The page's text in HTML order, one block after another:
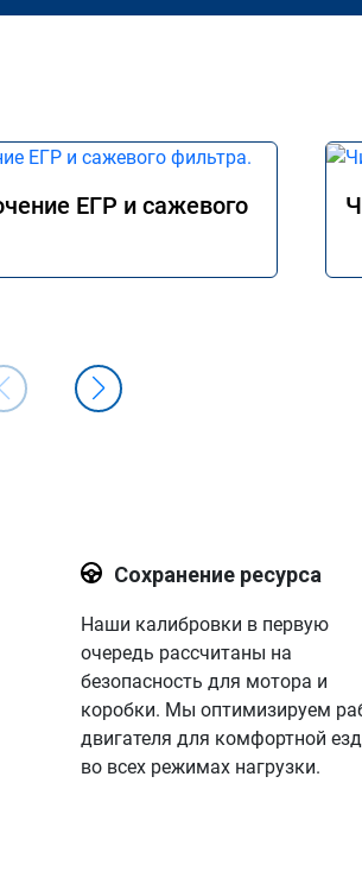
ЕГР и сажевого
Сохранение ресурса
Наши калибровки в первую
очередь рассчитаны на
безопасность для мотора и
коробки. Мы оптимизируем
двигателя для комфортной
во всех режимах нагрузки.